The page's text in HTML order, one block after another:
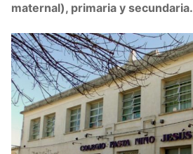
maternal), primaria y secundaria.